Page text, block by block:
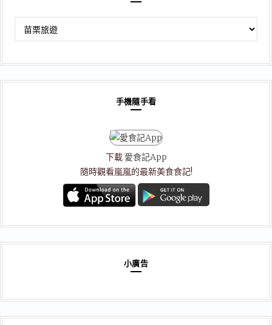
章
類
手機隨手看
下載 愛食記App
隨時觀看嵐嵐的最新美食食記!
小廣告